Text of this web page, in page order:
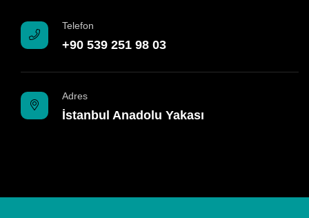
Telefon
+90 539 251 98 03
Adres
İstanbul Anadolu Yakası